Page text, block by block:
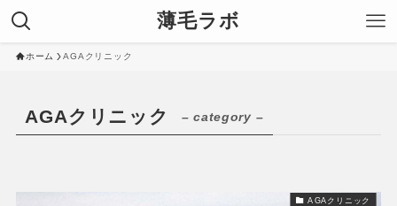
薄毛ラボ
ホーム AGAクリニック
AGAクリニック – category –
AGAクリニック